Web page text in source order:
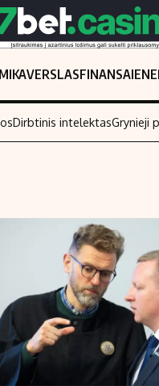
VERSLASFINANSAI
Investavimas
Saulės elektrinės
Kriptovaliutos
Infliacija
Migracija
Dirbtinis intelektasGrynieji